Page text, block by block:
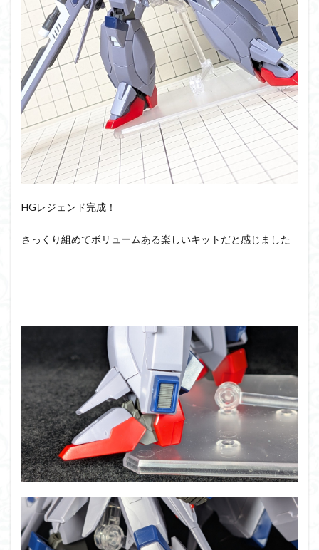
HGレジェンド完成！
さっくり組めてボリュームある楽しいキットだと感じました